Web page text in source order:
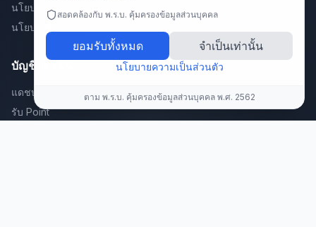
นโยบายความเป็นส่วนตัว
นโยบายคืนสินค้า
บัญชีของฉัน
แดชบอร์ด
รับ Point
สอดคล้องกับ พ.ร.บ. คุ้มครองข้อมูลส่วนบุคคล
ยอมรับทั้งหมด จำเป็นเท่านั้น
นโยบายความเป็นส่วนตัว
ตาม พ.ร.บ. คุ้มครองข้อมูลส่วนบุคคล พ.ศ. 2562